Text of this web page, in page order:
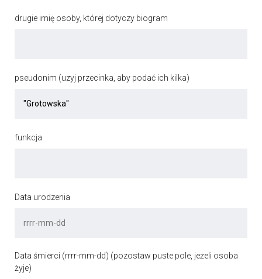
drugie imię osoby, której dotyczy biogram
pseudonim (uzyj przecinka, aby podać ich kilka)
funkcja
Data urodzenia
Data śmierci (rrrr-mm-dd) (pozostaw puste pole, jeżeli osoba
żyje)